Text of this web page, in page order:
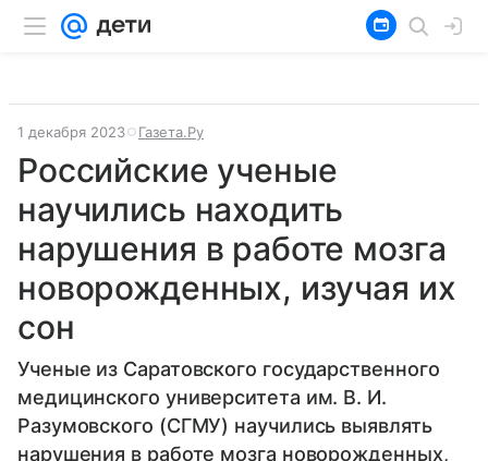
1 декабря 2023 Газета.Ру
Российские ученые
научились находить
нарушения в работе мозга
новорожденных, изучая их
сон
Ученые из Саратовского государственного
медицинского университета им. В. И.
Разумовского (СГМУ) научились выявлять
нарушения в работе мозга новорожденных,